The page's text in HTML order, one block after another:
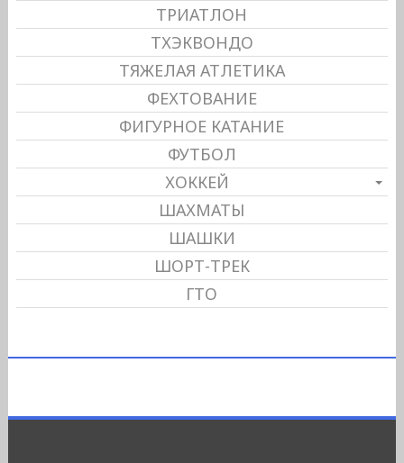
ТРИАТЛОН
ТХЭКВОНДО
ТЯЖЕЛАЯ АТЛЕТИКА
ФЕХТОВАНИЕ
ФИГУРНОЕ КАТАНИЕ
ФУТБОЛ
ХОККЕЙ
ШАХМАТЫ
ШАШКИ
ШОРТ-ТРЕК
ГТО